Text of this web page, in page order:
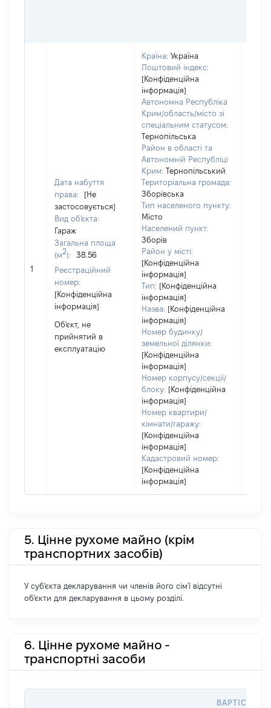
1
Дата набуття
права:
[Не
застосовується]
Вид об'єкта:
Гараж
Загальна площа
(м2):
38.56
Реєстраційний
номер:
[Конфіденційна
інформація]
Об'єкт, не
прийнятий в
експлуатацію
Країна: Україна
Поштовий індекс:
[Конфіденційна
інформація]
Автономна Республіка
Крим/область/місто зі
спеціальним статусом:
Тернопільська
Район в області та
Автономній Республіці
Крим: Тернопільський
Територіальна громада:
Зборівська
Тип населеного пункту:
Місто
Населений пункт:
Зборів
Район у місті:
[Конфіденційна
інформація]
Тип: [Конфіденційна
інформація]
Назва: [Конфіденційна
інформація]
Номер будинку/
земельної ділянки:
[Конфіденційна
інформація]
Номер корпусу/секції/
блоку: [Конфіденційна
інформація]
Номер квартири/
кімнати/гаражу:
[Конфіденційна
інформація]
Кадастровий номер:
[Конфіденційна
інформація]
5. Цінне рухоме майно (крім
транспортних засобів)
У суб'єкта декларування чи членів його сім'ї відсутні
об'єкти для декларування в цьому розділі.
6. Цінне рухоме майно -
транспортні засоби
ВАРТІСТЬ НА